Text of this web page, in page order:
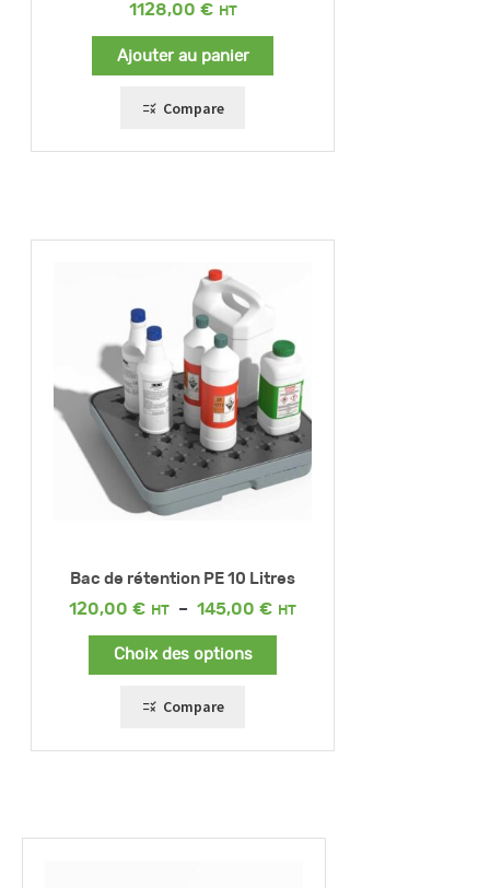
1128,00 €
Ajouter au panier
Compare
Bac de rétention PE 10 Litres
120,00 € – 145,00 €
Plage
Choix des options
Compare